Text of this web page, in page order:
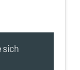
sich